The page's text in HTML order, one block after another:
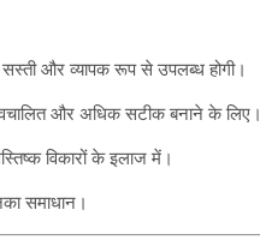
और व्यापक रूप से उपलब्ध होगी।
और अधिक सटीक बनाने के लिए।
विकारों के इलाज में।
समाधान।